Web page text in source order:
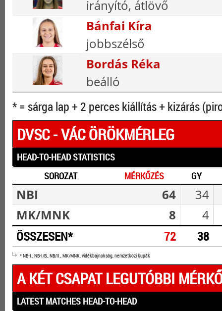
irányító, átlövő
Bánfai Kíra
jobbszélső
Bordás Réka
beálló
* = sárga lap + 2 perces kiállítás + kizárás
DVSC - VÁC ÖRÖKMÉRLEG
HEAD-TO-HEAD STATISTICS
SOROZAT
MÉRKŐZÉS GY
NBI 64
34
MK/MNK
8 4
ÖSSZESEN* 72 38
* NB-I., NB-I/B., NB/II., MK/MNK, vidékbajnokság, nemzetközi kupák
A KÉT CSAPAT LEGUTÓBBI
LATEST MATCHES HEAD-TO-HEAD